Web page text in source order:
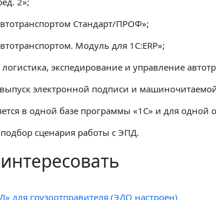
Стандарт/ПРОФ»;
Модуль для 1С:ERP»;
логистика, экспедирование и управление
выпуск электронной подписи и
в одной базе программы «1С» и для одной
сценария работы с ЭПД.
для грузоотправителя (ЭДО настроен)